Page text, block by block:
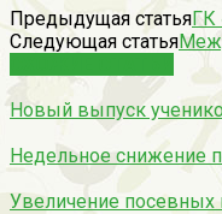
Предыдущая статьяГК
Следующая статья
Новый выпуск
Недельное снижение
Увеличение посевных